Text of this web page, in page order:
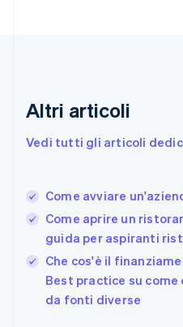
Altri articoli
Vedi tutti gli articoli
Come avviare
Come aprire un
guida per aspiranti
Che cos'è il
Best practice su
da fonti diverse
EnglishSvenska
FrançaisEnglish
Giappone
日本語 English
Gibilterra
English
Grecia
English
India